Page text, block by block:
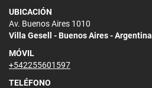
UBICACIÓN
Av. Buenos Aires 1010
Villa Gesell - Buenos Aires - Argentina
MÓVIL
+542255601597
TELÉFONO